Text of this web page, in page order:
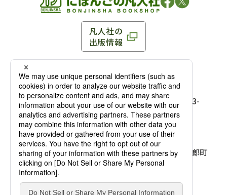
凡人社の
出版情報
〒102-0093 東京都千代田区平河町 1-3-13 8F
TEL：03-3263-3959／FAX：03-3263-3116
麹町店
〒102-0093 東京都千代田区平河町1-3-
13 8F［アクセス］
TEL：03-3239-8673／FAX：03-3263-
3116
大阪店
〒541-0056 大阪府大阪市中央区久太郎町
4-2-10
大西ビルディング 1階［
TEL：06-4256-2684／FAX：03-6733-